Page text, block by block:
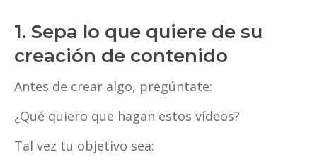
1. Sepa lo que quiere de su
creación de contenido
Antes de crear algo, pregúntate:
¿Qué quiero que hagan estos vídeos?
Tal vez tu objetivo sea: